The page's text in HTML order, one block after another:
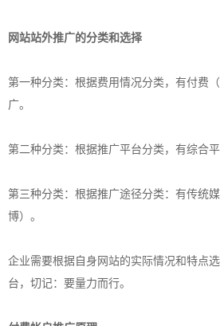
网站站外推广的分类和选择
第一种分类：根据费用情况分类，有付费
广。
第二种分类：根据推广平台分类，有综合平
第三种分类：根据推广途径分类：有传统
博）。
企业需要根据自身网站的实际情况和特点
台，切记：要量力而行。